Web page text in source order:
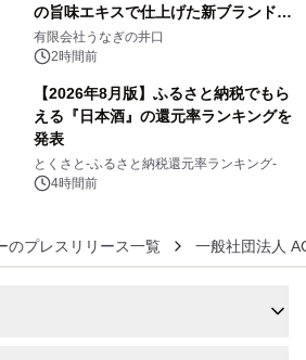
の旨味エキスで仕上げた新ブランド
「井口の誉」誕生
有限会社うなぎの井口
2時間前
【2026年8月版】ふるさと納税でもら
える『日本酒』の還元率ランキングを
発表
とくさと-ふるさと納税還元率ランキング-
4時間前
のプレスリリース一覧 一般社団法人